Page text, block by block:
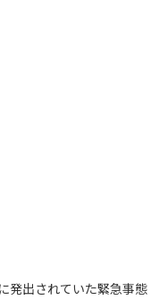
発出されていた緊急事態